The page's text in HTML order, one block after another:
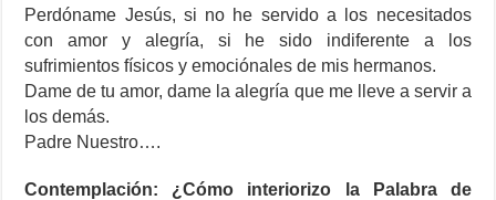
Perdóname Jesús, si no he servido a los necesitados
con amor y alegría, si he sido indiferente a los
sufrimientos físicos y emociónales de mis hermanos.
Dame de tu amor, dame la alegría que me lleve a servir a
los demás.
Padre Nuestro….
Contemplación: ¿Cómo interiorizo la Palabra de